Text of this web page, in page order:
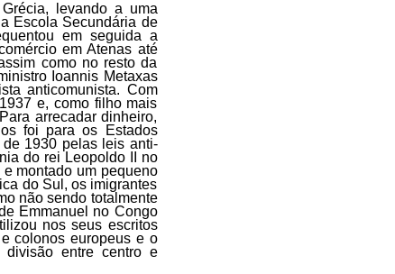
levando a uma
Escola Secundária de
em seguida a
em Atenas até
como no resto da
Ioannis Metaxas
anticomunista. Com
e, como filho mais
arrecadar dinheiro,
foi para os Estados
1930 pelas leis anti-
do rei Leopoldo II no
montado um pequeno
do Sul, os imigrantes
não sendo totalmente
Emmanuel no Congo
nos seus escritos
colonos europeus e o
divisão entre centro e